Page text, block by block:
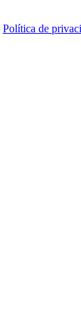
Política de